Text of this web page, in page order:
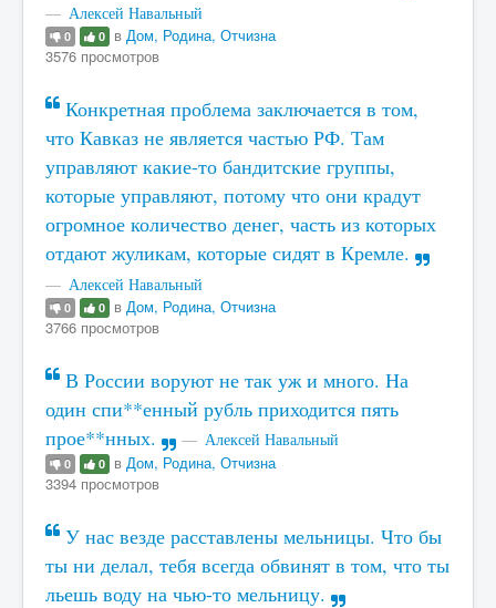
Алексей Навальный
0 0 в Дом, Родина, Отчизна
3576 просмотров
Конкретная проблема заключается в том,
что Кавказ не является частью РФ. Там
управляют какие-то бандитские группы,
которые управляют, потому что они крадут
огромное количество денег, часть из которых
отдают жуликам, которые сидят в Кремле.
Алексей Навальный
0 0 в Дом, Родина, Отчизна
3766 просмотров
В России воруют не так уж и много. На
один спи**енный рубль приходится пять
прое**нных.
Алексей Навальный
0 0 в Дом, Родина, Отчизна
3394 просмотров
У нас везде расставлены мельницы. Что бы
ты ни делал, тебя всегда обвинят в том, что ты
льешь воду на чью-то мельницу.